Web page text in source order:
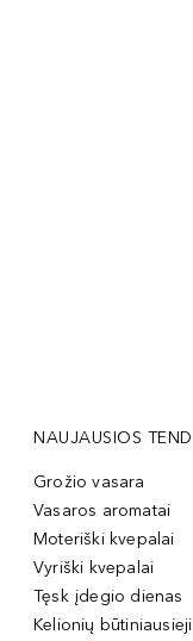
NAUJAUSIOS
Grožio vasara
Vasaros aromatai
Moteriški kvepalai
Vyriški kvepalai
Tęsk įdegio dienas
Kelionių būtiniausieji